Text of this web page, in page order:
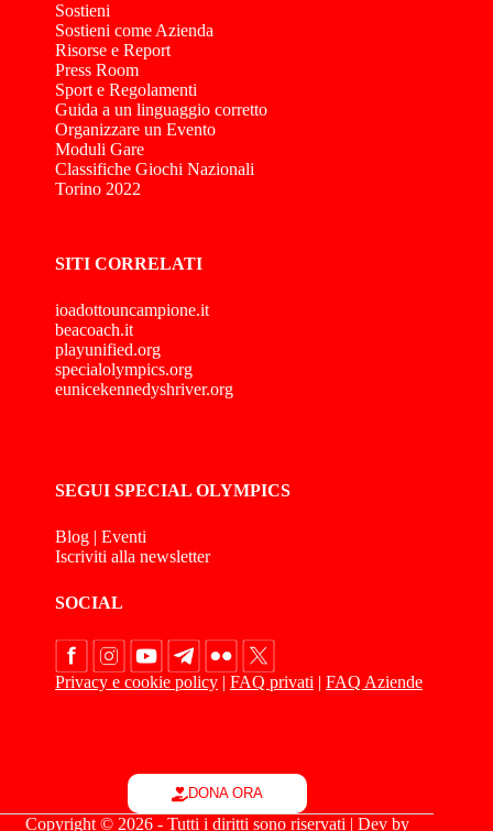
Sostieni
Sostieni come Azienda
Risorse e Report
Press Room
Sport e Regolamenti
Guida a un linguaggio corretto
Organizzare un Evento
Moduli Gare
Classifiche Giochi Nazionali
Torino 2022
SITI CORRELATI
ioadottouncampione.it
beacoach.it
playunified.org
specialolympics.org
eunicekennedyshriver.org
SEGUI SPECIAL OLYMPICS
Blog | Eventi
Iscriviti alla newsletter
SOCIAL
Privacy e cookie policy | FAQ privati | FAQ Aziende
DONA ORA
Copyright © 2026 - Tutti i diritti sono riservati | Dev by